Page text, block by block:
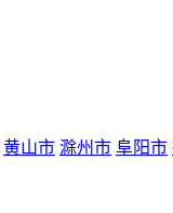
黄山市 滁州市 阜阳市